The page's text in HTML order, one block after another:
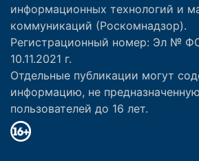
информационных технологий и
коммуникаций (Роскомнадзор).
Регистрационный номер: Эл №
10.11.2021 г.
Отдельные публикации могут
информацию, не
пользователей до 16 лет.